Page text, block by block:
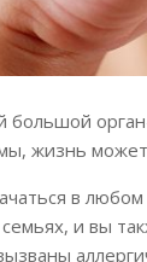
жизнь
в
и вы